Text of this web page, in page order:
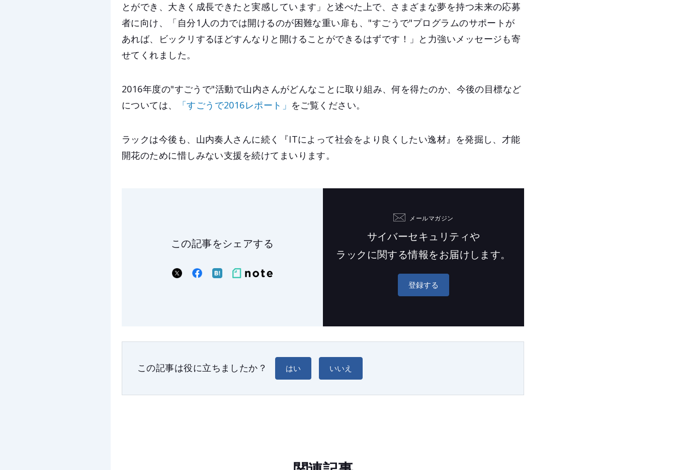
とができ、大きく成長できたと実感しています」と述べた上で、さまざまな夢を持つ未来の応募
者に向け、「自分1人の力では開けるのが困難な重い扉も、"すごうで"プログラムのサポートが
あれば、ビックリするほどすんなりと開けることができるはずです！」と力強いメッセージも寄
せてくれました。
2016年度の"すごうで"活動で山内さんがどんなことに取り組み、何を得たのか、今後の目標など
については、
「すごうで2016レポート」 をご覧ください。
ラックは今後も、山内奏人さんに続く『ITによって社会をより良くしたい逸材』を発掘し、才能
開花のために惜しみない支援を続けてまいります。
この記事をシェアする
メールマガジン
サイバーセキュリティや
ラックに関する情報をお届けします。
登録する
この記事は役に立ちましたか？ はい いいえ